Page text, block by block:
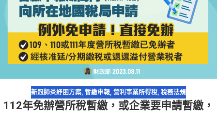
新冠肺炎紓困方案, 暫繳申報, 營利事業所得稅, 稅務法規
112年免辦營所稅暫繳，或企業要申請暫繳，